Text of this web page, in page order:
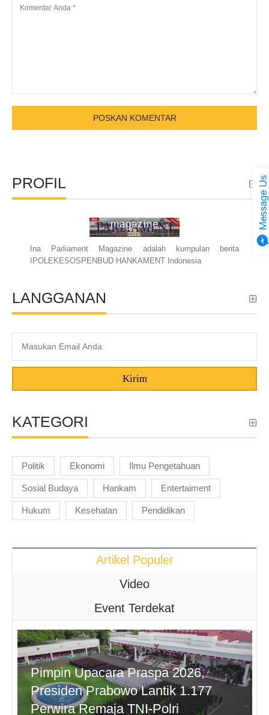
PROFIL
magazine
Ina Parliament Magazine adalah kumpulan berita
IPOLEKESOSPENBUD HANKAMENT Indonesia
LANGGANAN
Kirim
KATEGORI
Politik Ekonomi Ilmu Pengetahuan
Sosial Budaya Hankam Entertaiment
Hukum Kesehatan Pendidikan
Artikel Populer
Video
Event Terdekat
Pimpin Upacara Praspa 2026,
Presiden Prabowo Lantik 1.177
Perwira Remaja TNI-Polri